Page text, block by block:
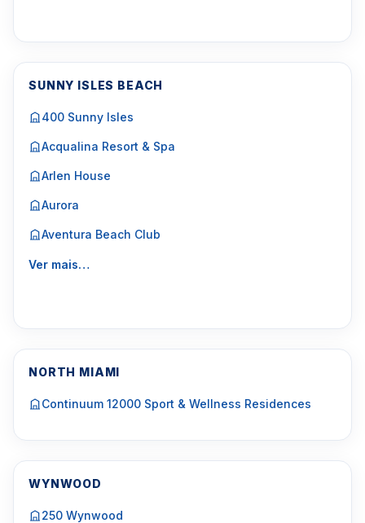
SUNNY ISLES BEACH
400 Sunny Isles
Acqualina Resort & Spa
Arlen House
Aurora
Aventura Beach Club
Ver mais…
NORTH MIAMI
Continuum 12000 Sport & Wellness Residences
WYNWOOD
250 Wynwood